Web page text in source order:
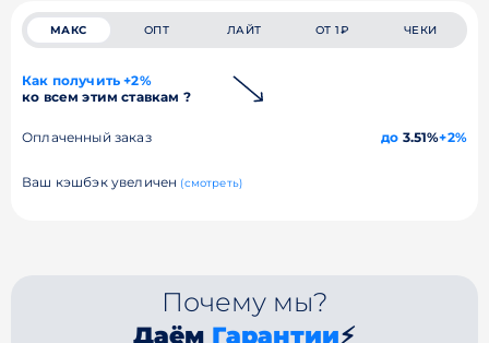
МАКС ОПТ ЛАЙТ ОТ 1₽ ЧЕКИ
Как получить +2%
ко всем этим ставкам ?
Оплаченный заказ до 3.51%+2%
Ваш кэшбэк увеличен (смотреть)
Почему мы?
Даём Гарантии⚡